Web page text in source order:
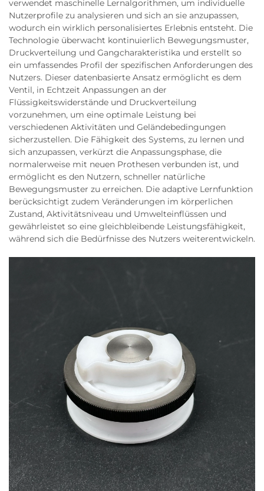
verwendet maschinelle Lernalgorithmen, um individuelle
Nutzerprofile zu analysieren und sich an sie anzupassen,
wodurch ein wirklich personalisiertes Erlebnis entsteht. Die
Technologie überwacht kontinuierlich Bewegungsmuster,
Druckverteilung und Gangcharakteristika und erstellt so
ein umfassendes Profil der spezifischen Anforderungen des
Nutzers. Dieser datenbasierte Ansatz ermöglicht es dem
Ventil, in Echtzeit Anpassungen an der
Flüssigkeitswiderstände und Druckverteilung
vorzunehmen, um eine optimale Leistung bei
verschiedenen Aktivitäten und Geländebedingungen
sicherzustellen. Die Fähigkeit des Systems, zu lernen und
sich anzupassen, verkürzt die Anpassungsphase, die
normalerweise mit neuen Prothesen verbunden ist, und
ermöglicht es den Nutzern, schneller natürliche
Bewegungsmuster zu erreichen. Die adaptive Lernfunktion
berücksichtigt zudem Veränderungen im körperlichen
Zustand, Aktivitätsniveau und Umwelteinflüssen und
gewährleistet so eine gleichbleibende Leistungsfähigkeit,
während sich die Bedürfnisse des Nutzers weiterentwickeln.